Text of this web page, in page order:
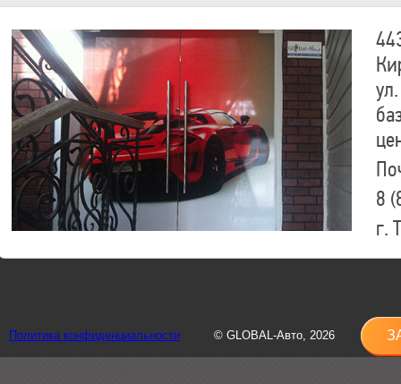
8
г.
8
Политика конфиденциальности © GLOBAL-Авто, 2026